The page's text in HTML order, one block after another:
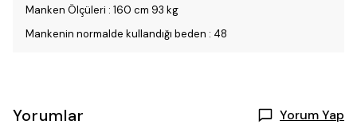
Manken Ölçüleri : 160 cm 93 kg
Mankenin normalde kullandığı beden : 48
Yorumlar Yorum Yap